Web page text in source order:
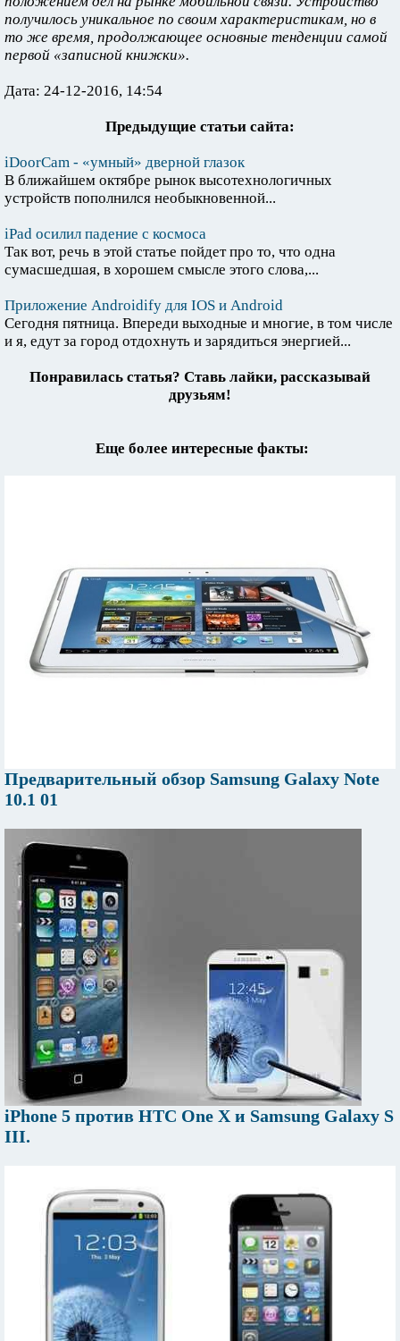
получилось уникальное по своим характеристикам, но в
то же время, продолжающее основные тенденции самой
первой «записной книжки».
Дата: 24-12-2016, 14:54
Предыдущие статьи сайта:
iDoorCam - «умный» дверной глазок
В ближайшем октябре рынок высотехнологичных
устройств пополнился необыкновенной...
iPad осилил падение с космоса
Так вот, речь в этой статье пойдет про то, что одна
сумасшедшая, в хорошем смысле этого слова,...
Приложение Androidify для IOS и Android
Сегодня пятница. Впереди выходные и многие, в том числе
и я, едут за город отдохнуть и зарядиться энергией...
Понравилась статья? Ставь лайки, рассказывай
друзьям!
Еще более интересные факты:
Предварительный обзор Samsung Galaxy Note
10.1 01
iPhone 5 против HTC One X и Samsung Galaxy S
III.